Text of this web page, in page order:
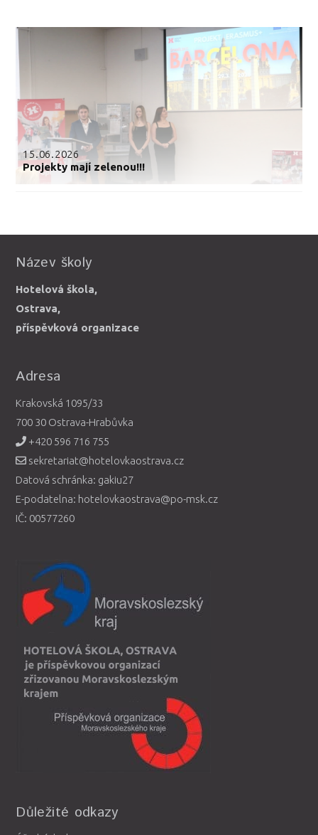
15.06.2026
Projekty mají zelenou!!!
Název školy
Hotelová škola,
Ostrava,
příspěvková organizace
Adresa
Krakovská 1095/33
700 30 Ostrava-Hrabůvka
+420 596 716 755
sekretariat@hotelovkaostrava.cz
Datová schránka: gakiu27
E-podatelna: hotelovkaostrava@po-msk.cz
IČ: 00577260
Důležité odkazy